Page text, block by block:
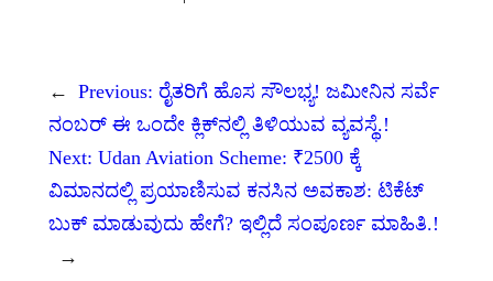
← Previous: ರೈತರಿಗೆ ಹೊಸ ಸೌಲಭ್ಯ! ಜಮೀನಿನ ಸರ್ವೆ
ನಂಬರ್ ಈ ಒಂದೇ ಕ್ಲಿಕ್‌ನಲ್ಲಿ ತಿಳಿಯುವ ವ್ಯವಸ್ಥೆ.!
Next: Udan Aviation Scheme: ₹2500 ಕ್ಕೆ
ವಿಮಾನದಲ್ಲಿ ಪ್ರಯಾಣಿಸುವ ಕನಸಿನ ಅವಕಾಶ: ಟಿಕೆಟ್‌
ಬುಕ್‌ ಮಾಡುವುದು ಹೇಗೆ? ಇಲ್ಲಿದೆ ಸಂಪೂರ್ಣ ಮಾಹಿತಿ.!
→